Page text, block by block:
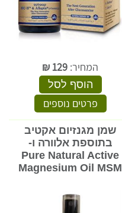
המחיר: 129
₪
הוסף לסל
פרטים נוספים
שמן מגנזיום אקטיב
בתוספת אלוורה ו-
Pure Natural Active
Magnesium Oil MSM